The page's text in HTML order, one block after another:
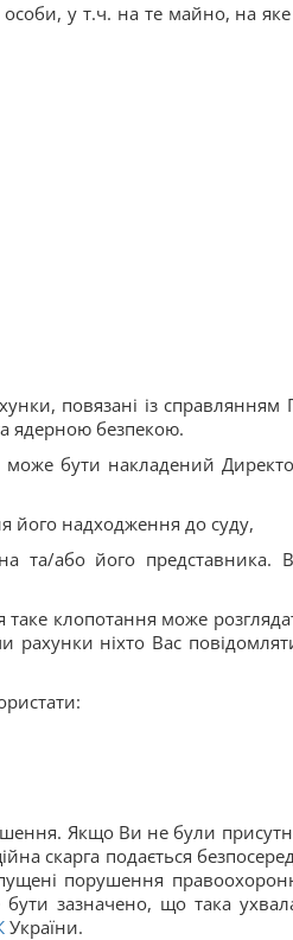
, у т.ч. на те майно, на
повязані із справлянням
ядерною безпекою.
може бути накладений
його надходження до суду,
та/або його представника.
таке клопотання може
ніхто Вас
Якщо Ви не були
скарга подається
порушення
бути зазначено, що така
України.